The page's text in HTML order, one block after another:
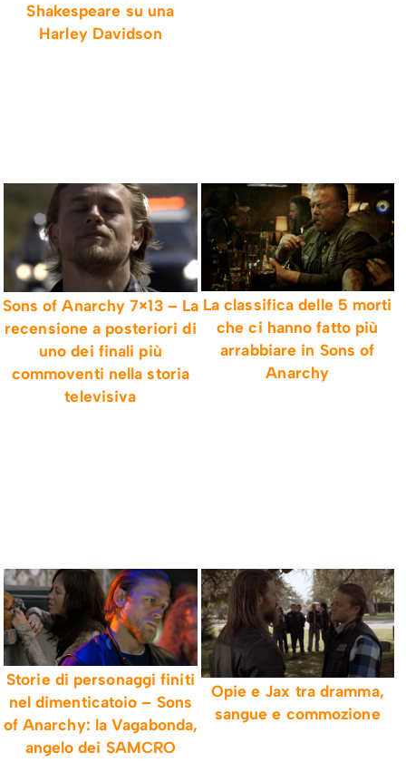
Shakespeare su una
Harley Davidson
Sons of Anarchy 7×13 – La
recensione a posteriori di
uno dei finali più
commoventi nella storia
televisiva
La classifica delle 5 morti
che ci hanno fatto più
arrabbiare in Sons of
Anarchy
Storie di personaggi finiti
nel dimenticatoio – Sons
of Anarchy: la Vagabonda,
angelo dei SAMCRO
Opie e Jax tra dramma,
sangue e commozione